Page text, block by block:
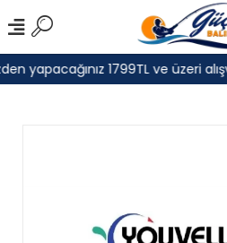
yapacağınız 1799TL ve üzeri